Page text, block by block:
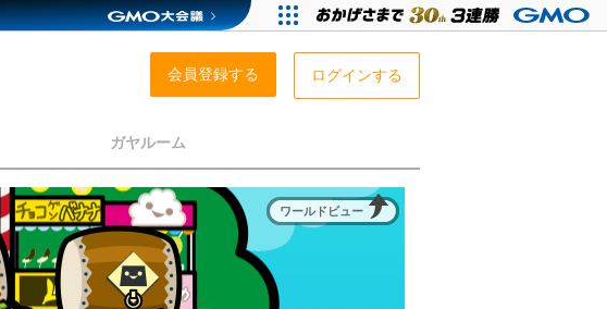
会員登録する ログインする
ガヤルーム
ワールドビュー